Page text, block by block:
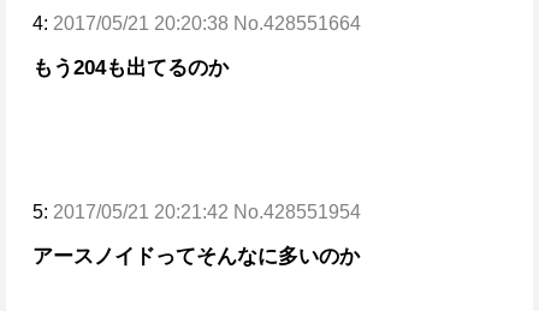
4: 2017/05/21 20:20:38 No.428551664
もう204も出てるのか
5: 2017/05/21 20:21:42 No.428551954
アースノイドってそんなに多いのか